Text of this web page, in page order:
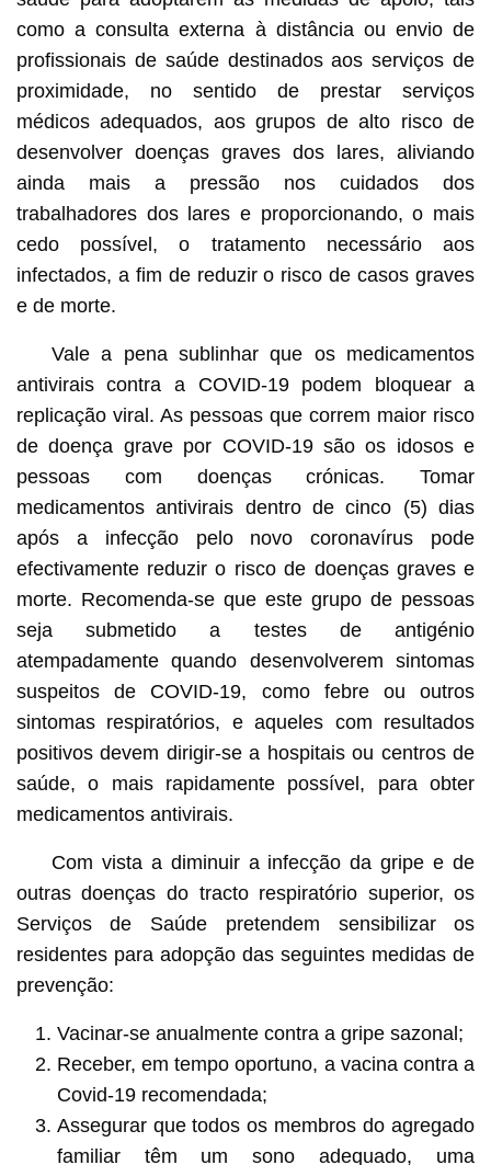
como a consulta externa à distância ou envio de
profissionais de saúde destinados aos serviços de
proximidade, no sentido de prestar serviços
médicos adequados, aos grupos de alto risco de
desenvolver doenças graves dos lares, aliviando
ainda mais a pressão nos cuidados dos
trabalhadores dos lares e proporcionando, o mais
cedo possível, o tratamento necessário aos
infectados, a fim de reduzir o risco de casos graves
e de morte.
Vale a pena sublinhar que os medicamentos
antivirais contra a COVID-19 podem bloquear a
replicação viral. As pessoas que correm maior risco
de doença grave por COVID-19 são os idosos e
pessoas com doenças crónicas. Tomar
medicamentos antivirais dentro de cinco (5) dias
após a infecção pelo novo coronavírus pode
efectivamente reduzir o risco de doenças graves e
morte. Recomenda-se que este grupo de pessoas
seja submetido a testes de antigénio
atempadamente quando desenvolverem sintomas
suspeitos de COVID-19, como febre ou outros
sintomas respiratórios, e aqueles com resultados
positivos devem dirigir-se a hospitais ou centros de
saúde, o mais rapidamente possível, para obter
medicamentos antivirais.
Com vista a diminuir a infecção da gripe e de
outras doenças do tracto respiratório superior, os
Serviços de Saúde pretendem sensibilizar os
residentes para adopção das seguintes medidas de
prevenção:
Vacinar-se anualmente contra a gripe sazonal;
Receber, em tempo oportuno, a vacina contra a
Covid-19 recomendada;
Assegurar que todos os membros do agregado
familiar têm um sono adequado, uma